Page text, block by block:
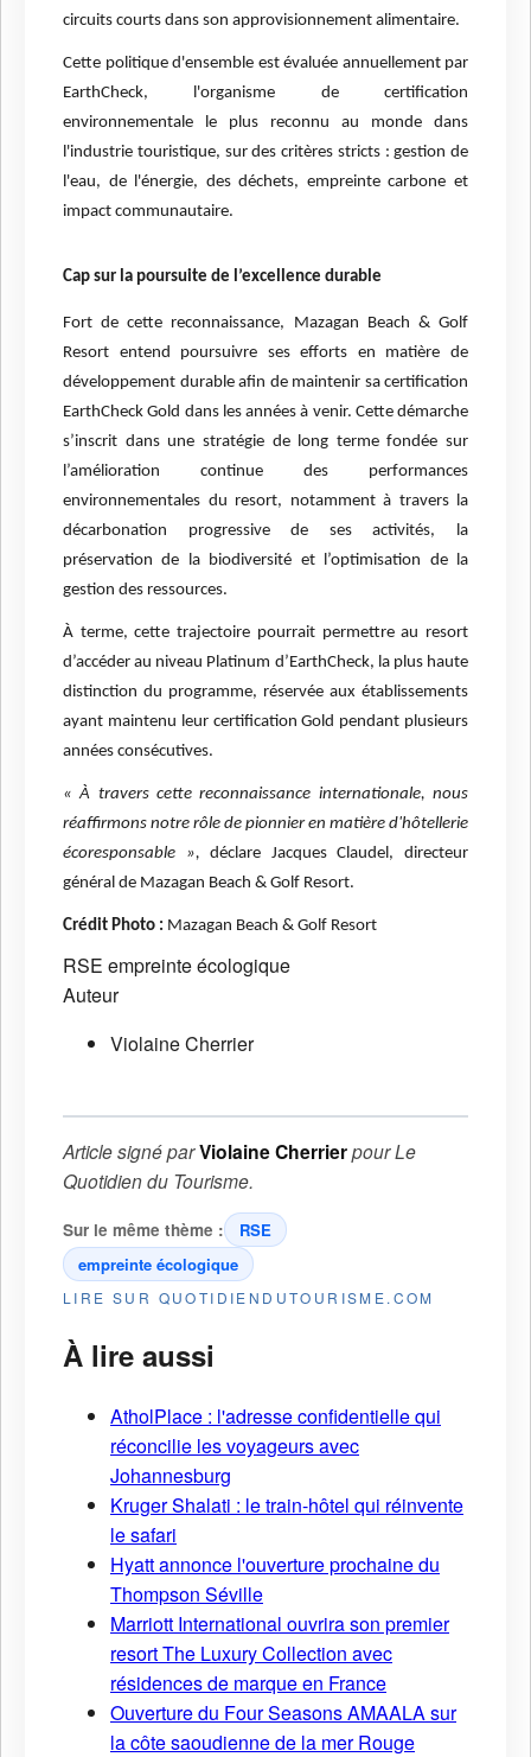
circuits courts dans son approvisionnement alimentaire.
Cette politique d'ensemble est évaluée annuellement par
EarthCheck, l'organisme de certification
environnementale le plus reconnu au monde dans
l'industrie touristique, sur des critères stricts : gestion de
l'eau, de l'énergie, des déchets, empreinte carbone et
impact communautaire.
Cap sur la poursuite de l’excellence durable
Fort de cette reconnaissance, Mazagan Beach & Golf
Resort entend poursuivre ses efforts en matière de
développement durable afin de maintenir sa certification
EarthCheck Gold dans les années à venir. Cette démarche
s’inscrit dans une stratégie de long terme fondée sur
l’amélioration continue des performances
environnementales du resort, notamment à travers la
décarbonation progressive de ses activités, la
préservation de la biodiversité et l’optimisation de la
gestion des ressources.
À terme, cette trajectoire pourrait permettre au resort
d’accéder au niveau Platinum d’EarthCheck, la plus haute
distinction du programme, réservée aux établissements
ayant maintenu leur certification Gold pendant plusieurs
années consécutives.
« À travers cette reconnaissance internationale, nous
réaffirmons notre rôle de pionnier en matière d'hôtellerie
écoresponsable »,déclare Jacques Claudel, directeur
général de Mazagan Beach & Golf Resort.
Crédit Photo : Mazagan Beach & Golf Resort
RSE empreinte écologique
Auteur
Violaine Cherrier
Article signé parViolaine CherrierpourLe
Quotidien du Tourisme.
Sur le même thème :
RSE
empreinte écologique
LIRE SUR QUOTIDIENDUTOURISME.COM
À lire aussi
AtholPlace : l'adresse confidentielle qui
réconcilie les voyageurs avec
Johannesburg
Kruger Shalati : le train-hôtel qui réinvente
le safari
Hyatt annonce l'ouverture prochaine du
Thompson Séville
Marriott International ouvrira son premier
resort The Luxury Collection avec
résidences de marque en France
Ouverture du Four Seasons AMAALA sur
la côte saoudienne de la mer Rouge